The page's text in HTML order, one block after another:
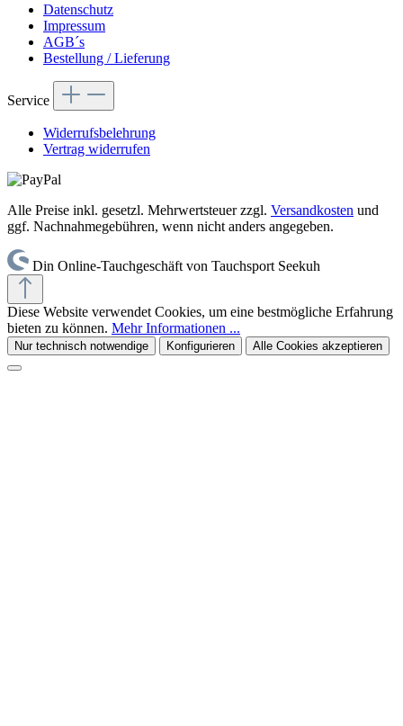
Datenschutz
Impressum
AGB´s
Bestellung / Lieferung
Service
Widerrufsbelehrung
Vertrag widerrufen
Alle Preise inkl. gesetzl. Mehrwertsteuer zzgl. Versandkosten und
ggf. Nachnahmegebühren, wenn nicht anders angegeben.
Din Online-Tauchgeschäft von Tauchsport Seekuh
Diese Website verwendet Cookies, um eine bestmögliche Erfahrung
bieten zu können. Mehr Informationen ...
Nur technisch notwendige Konfigurieren Alle Cookies akzeptieren